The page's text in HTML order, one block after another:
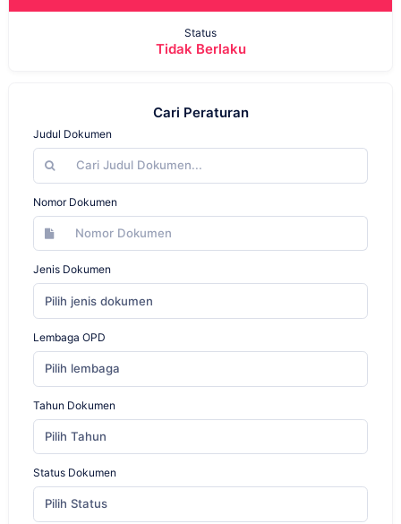
Status
Tidak Berlaku
Cari Peraturan
Judul Dokumen
Nomor Dokumen
Jenis Dokumen
Pilih jenis dokumen
Lembaga OPD
Pilih lembaga
Tahun Dokumen
Pilih Tahun
Status Dokumen
Pilih Status